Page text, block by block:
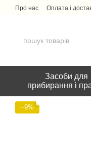
Перейти до основного
Про нас Оплата і
Засоби для
прибирання і
−9%